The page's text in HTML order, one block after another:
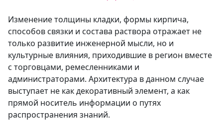
Изменение толщины кладки, формы кирпича,
способов связки и состава раствора отражает не
только развитие инженерной мысли, но и
культурные влияния, приходившие в регион вместе
с торговцами, ремесленниками и
администраторами. Архитектура в данном случае
выступает не как декоративный элемент, а как
прямой носитель информации о путях
распространения знаний.